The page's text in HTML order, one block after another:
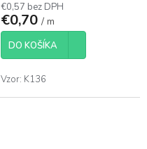
€0,57 bez DPH
€0,70 / m
DO KOŠÍKA
Vzor: K136